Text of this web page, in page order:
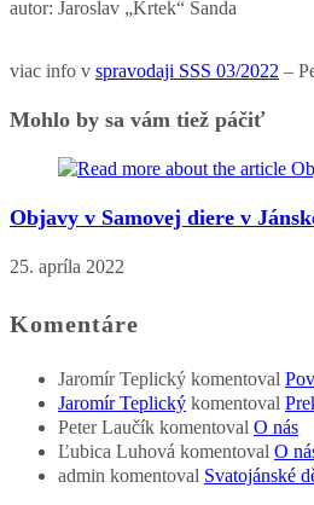
panel.
autor: Jaroslav „Krtek“ Sanda
viac info v spravodaji SSS 03/2022 –
Mohlo by sa vám tiež páčiť
Objavy v Samovej diere v
25. apríla 2022
Komentáre
Jaromír Teplický komentoval
Jaromír Teplický komentoval
Peter Laučík komentoval O nás
Ľubica Luhová komentoval O
admin komentoval Svatojánské